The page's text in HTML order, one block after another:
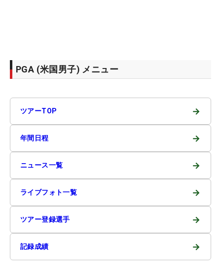
PGA (米国男子) メニュー
ツアーTOP →
年間日程 →
ニュース一覧 →
ライブフォト一覧 →
ツアー登録選手 →
記録成績 →